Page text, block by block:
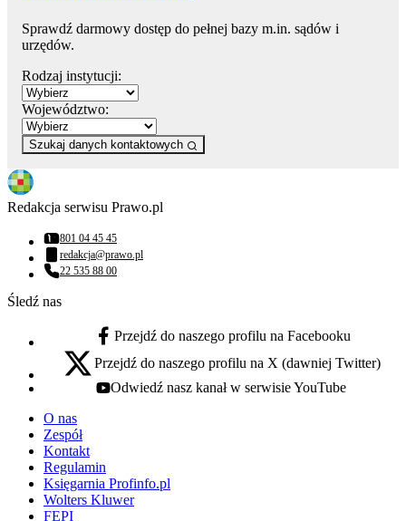
Sprawdź darmowy dostęp do pełnej bazy m.in. sądów i
urzędów.
Rodzaj instytucji:
Województwo:
Szukaj danych kontaktowych
Redakcja serwisu Prawo.pl
Numer telefonu:
801 04 45 45
Adres email:
redakcja@prawo.pl
Numer telefonu:
22 535 88 00
Śledź nas
facebook - otwiera się w nowej karcie
Przejdź do naszego profilu na Facebooku
x - otwiera się w nowej karcie
Przejdź do naszego profilu na X (dawniej Twitter)
youtube - otwiera się w nowej karcie
Odwiedź nasz kanał w serwisie YouTube
O nas
Zespół
Kontakt
Regulamin
Księgarnia Profinfo.pl
Wolters Kluwer
FEPI